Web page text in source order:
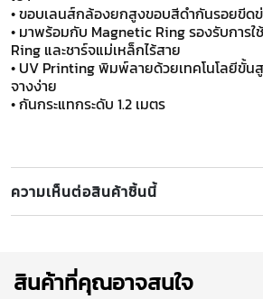
• ขอบเลนส์กล้องยกสูงขอบสีดำกันรอยขีด
• มาพร้อมกับ Magnetic Ring รองรับการ
Ring และชาร์จแม่เหล็กไร้สาย
• UV Printing พิมพ์ลายด้วยเทคโนโลยีขั้น
จางง่าย
• กันกระแทกระดับ 1.2 เมตร
ความเห็นต่อสินค้าชิ้นนี้
สินค้าที่คุณอาจสนใจ